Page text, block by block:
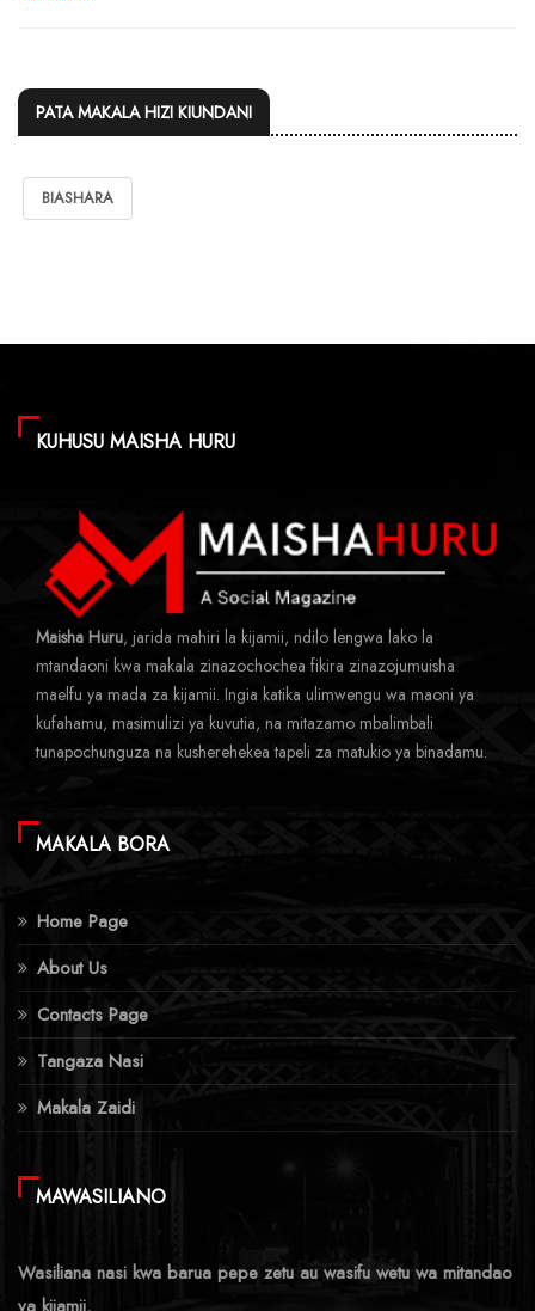
PATA MAKALA HIZI KIUNDANI
BIASHARA
KUHUSU MAISHA HURU
Maisha Huru, jarida mahiri la kijamii, ndilo lengwa lako la
mtandaoni kwa makala zinazochochea fikira zinazojumuisha
maelfu ya mada za kijamii. Ingia katika ulimwengu wa maoni ya
kufahamu, masimulizi ya kuvutia, na mitazamo mbalimbali
tunapochunguza na kusherehekea tapeli za matukio ya binadamu.
MAKALA BORA
Home Page
About Us
Contacts Page
Tangaza Nasi
Makala Zaidi
MAWASILIANO
Wasiliana nasi kwa barua pepe zetu au wasifu wetu wa mitandao